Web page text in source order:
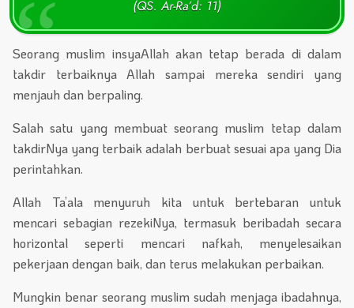
(QS. Ar-Ra’d: 11)
Seorang muslim insyaAllah akan tetap berada di dalam
takdir terbaiknya Allah sampai mereka sendiri yang
menjauh dan berpaling.
Salah satu yang membuat seorang muslim tetap dalam
takdirNya yang terbaik adalah berbuat sesuai apa yang Dia
perintahkan.
Allah Ta’ala menyuruh kita untuk bertebaran untuk
mencari sebagian rezekiNya, termasuk beribadah secara
horizontal seperti mencari nafkah, menyelesaikan
pekerjaan dengan baik, dan terus melakukan perbaikan.
Mungkin benar seorang muslim sudah menjaga ibadahnya,